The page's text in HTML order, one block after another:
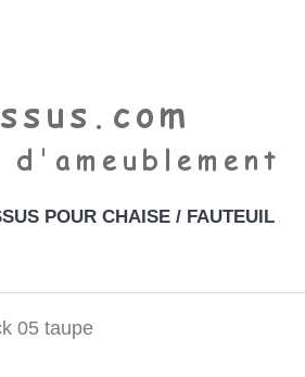
POUR CHAISE / FAUTEUIL
05 taupe